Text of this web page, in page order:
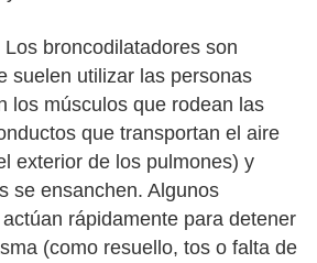
Los broncodilatadores son
suelen utilizar las personas
los músculos que rodean las
que transportan el aire
exterior de los pulmones) y
se ensanchen. Algunos
rápidamente para detener
(como resuello, tos o falta de